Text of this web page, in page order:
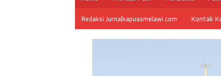
Redaksi Jurnalkapuasmelawi.com Kontak